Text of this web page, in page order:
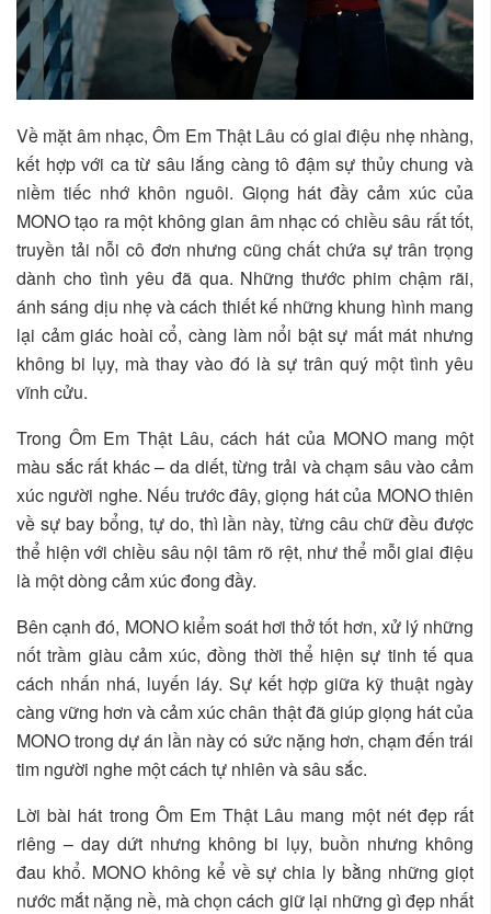
Về mặt âm nhạc, Ôm Em Thật Lâu có giai điệu nhẹ nhàng,
kết hợp với ca từ sâu lắng càng tô đậm sự thủy chung và
niềm tiếc nhớ khôn nguôi. Giọng hát đầy cảm xúc của
MONO tạo ra một không gian âm nhạc có chiều sâu rất tốt,
truyền tải nỗi cô đơn nhưng cũng chất chứa sự trân trọng
dành cho tình yêu đã qua. Những thước phim chậm rãi,
ánh sáng dịu nhẹ và cách thiết kế những khung hình mang
lại cảm giác hoài cổ, càng làm nổi bật sự mất mát nhưng
không bi lụy, mà thay vào đó là sự trân quý một tình yêu
vĩnh cửu.
Trong Ôm Em Thật Lâu, cách hát của MONO mang một
màu sắc rất khác – da diết, từng trải và chạm sâu vào cảm
xúc người nghe. Nếu trước đây, giọng hát của MONO thiên
về sự bay bổng, tự do, thì lần này, từng câu chữ đều được
thể hiện với chiều sâu nội tâm rõ rệt, như thể mỗi giai điệu
là một dòng cảm xúc đong đầy.
Bên cạnh đó, MONO kiểm soát hơi thở tốt hơn, xử lý những
nốt trầm giàu cảm xúc, đồng thời thể hiện sự tinh tế qua
cách nhấn nhá, luyến láy. Sự kết hợp giữa kỹ thuật ngày
càng vững hơn và cảm xúc chân thật đã giúp giọng hát của
MONO trong dự án lần này có sức nặng hơn, chạm đến trái
tim người nghe một cách tự nhiên và sâu sắc.
Lời bài hát trong Ôm Em Thật Lâu mang một nét đẹp rất
riêng – day dứt nhưng không bi lụy, buồn nhưng không
đau khổ. MONO không kể về sự chia ly bằng những giọt
nước mắt nặng nề, mà chọn cách giữ lại những gì đẹp nhất